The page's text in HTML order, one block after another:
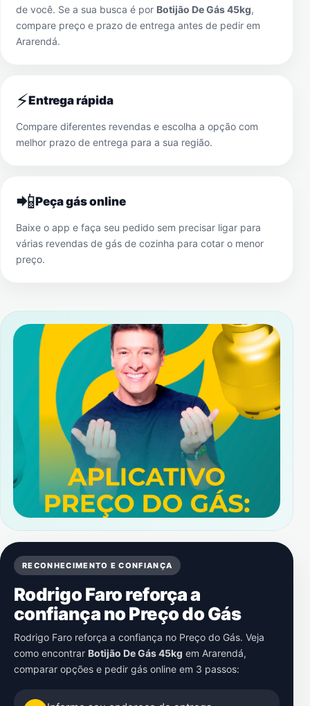
de você. Se a sua busca é por Botijão De Gás 45kg,
compare preço e prazo de entrega antes de pedir em
Ararendá.
⚡Entrega rápida
Compare diferentes revendas e escolha a opção com
melhor prazo de entrega para a sua região.
📲Peça gás online
Baixe o app e faça seu pedido sem precisar ligar para
várias revendas de gás de cozinha para cotar o menor
preço.
RECONHECIMENTO E CONFIANÇA
Rodrigo Faro reforça a
confiança no Preço do Gás
Rodrigo Faro reforça a confiança no Preço do Gás. Veja
como encontrar Botijão De Gás 45kg em Ararendá,
comparar opções e pedir gás online em 3 passos: